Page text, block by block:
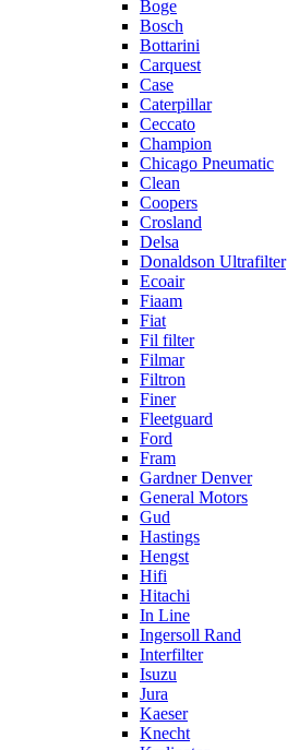
Boge
Bosch
Bottarini
Carquest
Case
Caterpillar
Ceccato
Champion
Chicago Pneumatic
Clean
Coopers
Crosland
Delsa
Donaldson Ultrafilter
Ecoair
Fiaam
Fiat
Fil filter
Filmar
Filtron
Finer
Fleetguard
Ford
Fram
Gardner Denver
General Motors
Gud
Hastings
Hengst
Hifi
Hitachi
In Line
Ingersoll Rand
Interfilter
Isuzu
Jura
Kaeser
Knecht